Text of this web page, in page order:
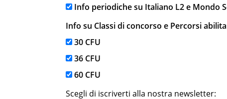
Info periodiche su Italiano L2 e Mondo
Info su Classi di concorso e Percorsi
30 CFU
36 CFU
60 CFU
Scegli di iscriverti alla nostra newsletter: